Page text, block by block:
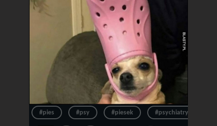
#pies #psy #piesek #psychiatryk